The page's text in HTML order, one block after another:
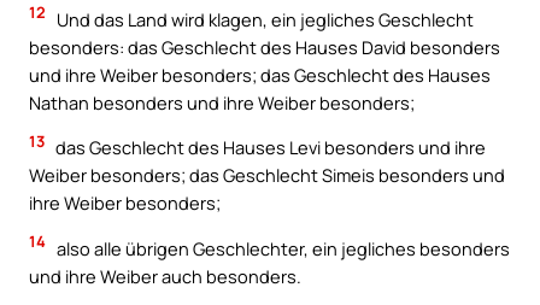
12
Und das Land wird klagen, ein jegliches Geschlecht
besonders: das Geschlecht des Hauses David besonders
und ihre Weiber besonders; das Geschlecht des Hauses
Nathan besonders und ihre Weiber besonders;
13 das Geschlecht des Hauses Levi besonders und ihre
Weiber besonders; das Geschlecht Simeis besonders und
ihre Weiber besonders;
14 also alle übrigen Geschlechter, ein jegliches besonders
und ihre Weiber auch besonders.